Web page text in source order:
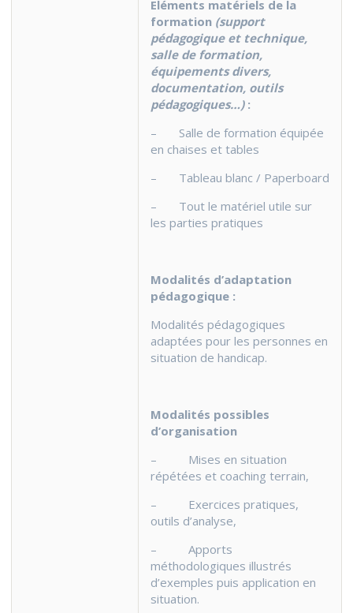
Eléments matériels de la
formation (support
pédagogique et technique,
salle de formation,
équipements divers,
documentation, outils
pédagogiques…):
– Salle de formation équipée
en chaises et tables
– Tableau blanc / Paperboard
– Tout le matériel utile sur
les parties pratiques
Modalités d’adaptation
pédagogique :
Modalités pédagogiques
adaptées pour les personnes en
situation de handicap.
Modalités possibles
d’organisation
– Mises en situation
répétées et coaching terrain,
– Exercices pratiques,
outils d’analyse,
– Apports
méthodologiques illustrés
d’exemples puis application en
situation.